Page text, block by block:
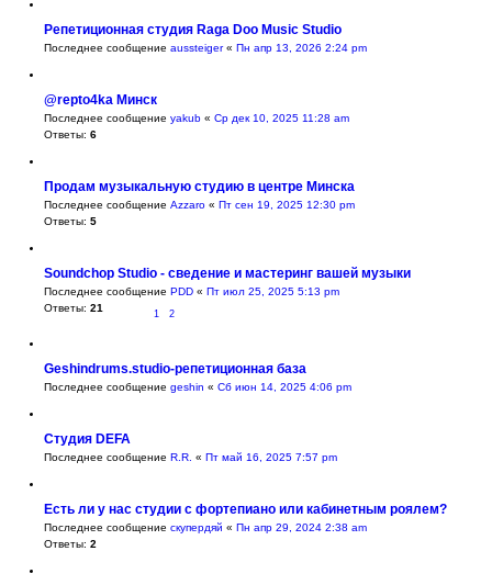
Репетиционная студия Raga Doo Music Studio
Последнее сообщение aussteiger« Пн апр 13, 2026 2:24 pm
@repto4ka Минск
Последнее сообщение yakub « Ср дек 10, 2025 11:28 am
Ответы: 6
Продам музыкальную студию в центре Минска
Последнее сообщение Azzaro « Пт сен 19, 2025 12:30 pm
Ответы: 5
Soundchop Studio - cведение и мастеринг вашей музыки
Последнее сообщение PDD « Пт июл 25, 2025 5:13 pm
Ответы: 21 1 2
Geshindrums.studio-репетиционная база
Последнее сообщение geshin « Сб июн 14, 2025 4:06 pm
Студия DEFA
Последнее сообщение R.R. « Пт май 16, 2025 7:57 pm
Есть ли у нас студии с фортепиано или кабинетным роялем?
Последнее сообщение скупердяй « Пн апр 29, 2024 2:38 am
Ответы: 2